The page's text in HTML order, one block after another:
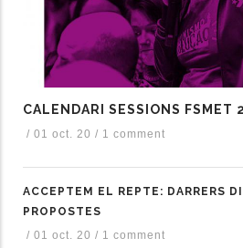
CALENDARI SESSIONS FSMET
/ 01 oct. 20 / 1 comment
ACCEPTEM EL REPTE: DARRERS
PROPOSTES
/ 01 oct. 20 / 1 comment